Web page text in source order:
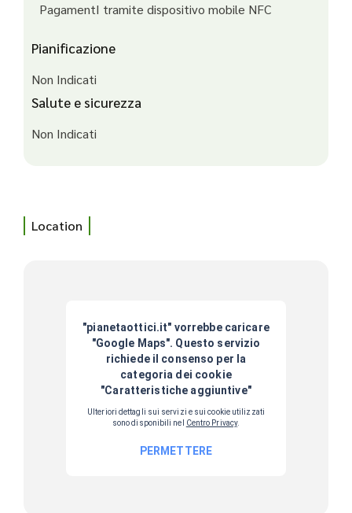
PagamentI tramite dispositivo mobile NFC
Pianificazione
Non Indicati
Salute e sicurezza
Non Indicati
Location